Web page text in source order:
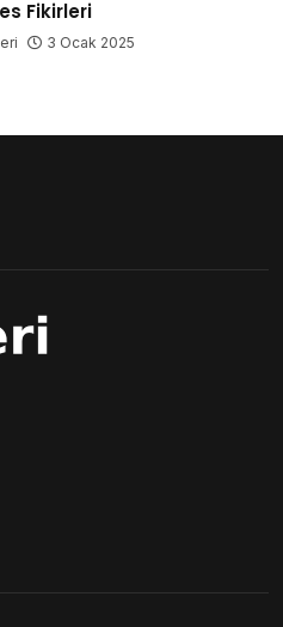
Fikirleri
3 Ocak 2025